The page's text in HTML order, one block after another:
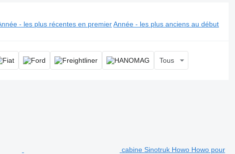
- les plus récentes en premier Année - les plus anciens au début
Tous
cabine Sinotruk Howo Howo pour